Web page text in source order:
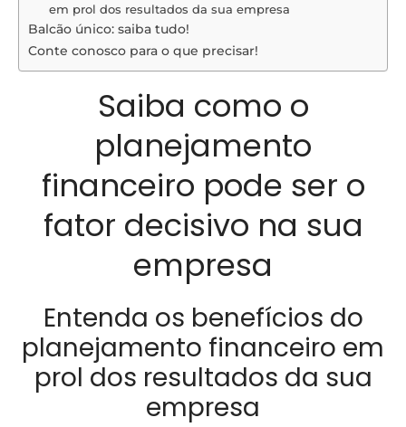
em prol dos resultados da sua empresa
Balcão único: saiba tudo!
Conte conosco para o que precisar!
Saiba como o
planejamento
financeiro pode ser o
fator decisivo na sua
empresa
Entenda os benefícios do
planejamento financeiro em
prol dos resultados da sua
empresa